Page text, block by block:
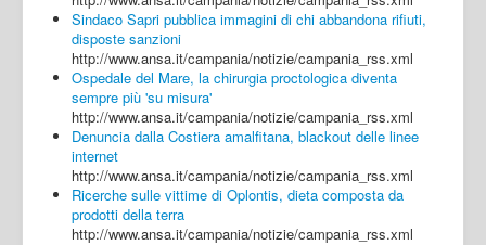
Sindaco Sapri pubblica immagini di chi abbandona rifiuti,
disposte sanzioni
http://www.ansa.it/campania/notizie/campania_rss.xml
Ospedale del Mare, la chirurgia proctologica diventa
sempre più 'su misura'
http://www.ansa.it/campania/notizie/campania_rss.xml
Denuncia dalla Costiera amalfitana, blackout delle linee
internet
http://www.ansa.it/campania/notizie/campania_rss.xml
Ricerche sulle vittime di Oplontis, dieta composta da
prodotti della terra
http://www.ansa.it/campania/notizie/campania_rss.xml